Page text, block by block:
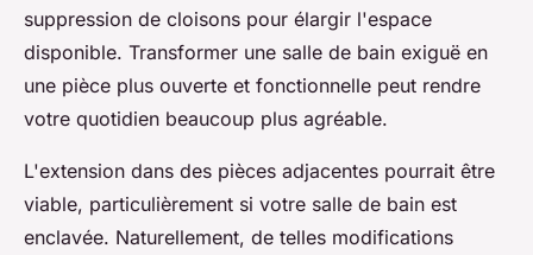
suppression de cloisons pour élargir l'espace
disponible. Transformer une salle de bain exiguë en
une pièce plus ouverte et fonctionnelle peut rendre
votre quotidien beaucoup plus agréable.
L'extension dans des pièces adjacentes pourrait être
viable, particulièrement si votre salle de bain est
enclavée. Naturellement, de telles modifications